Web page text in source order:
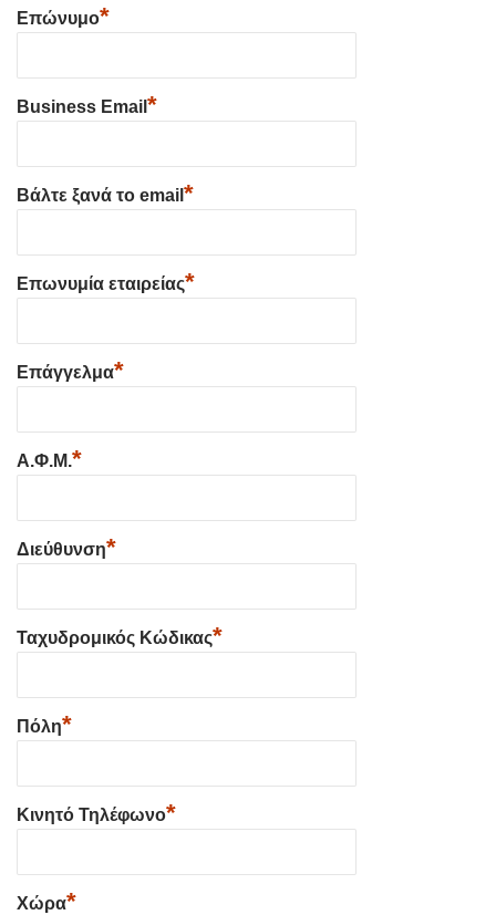
Επώνυμο*
Business Email *
Βάλτε ξανά το email *
Επωνυμία εταιρείας*
Επάγγελμα*
Α.Φ.Μ.*
Διεύθυνση*
Ταχυδρομικός Κώδικας*
Πόλη*
Κινητό Τηλέφωνο*
Χώρα*